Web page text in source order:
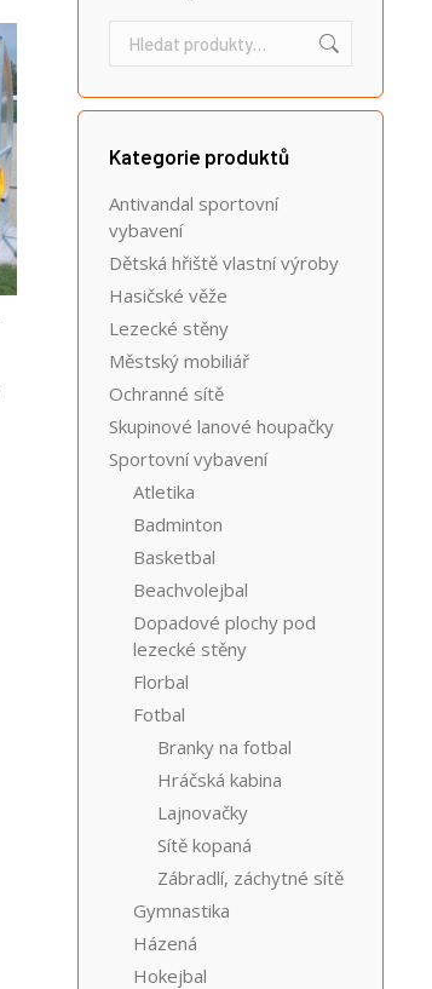
Kategorie produktů
Antivandal sportovní
vybavení
Dětská hřiště vlastní výroby
Hasičské věže
Lezecké stěny
Městský mobiliář
Ochranné sítě
Skupinové lanové houpačky
Sportovní vybavení
Atletika
Badminton
Basketbal
Beachvolejbal
Dopadové plochy pod
lezecké stěny
Florbal
Fotbal
Branky na fotbal
Hráčská kabina
Lajnovačky
Sítě kopaná
Zábradlí, záchytné sítě
Gymnastika
Házená
Hokejbal